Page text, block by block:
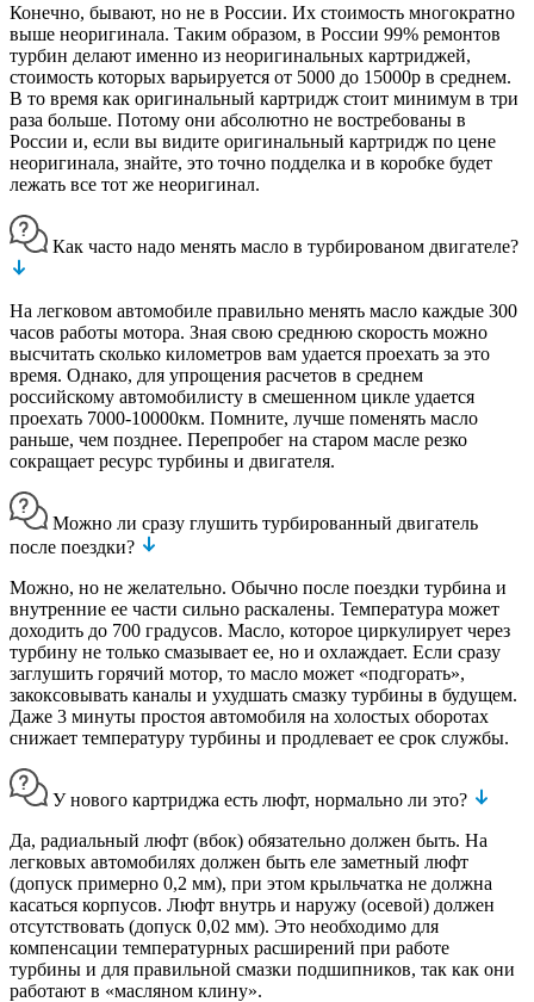
Конечно, бывают, но не в России. Их стоимость многократно
выше неоригинала. Таким образом, в России 99% ремонтов
турбин делают именно из неоригинальных картриджей,
стоимость которых варьируется от 5000 до 15000р в среднем.
В то время как оригинальный картридж стоит минимум в три
раза больше. Потому они абсолютно не востребованы в
России и, если вы видите оригинальный картридж по цене
неоригинала, знайте, это точно подделка и в коробке будет
лежать все тот же неоригинал.
Как часто надо менять масло в турбированом двигателе?
На легковом автомобиле правильно менять масло каждые 300
часов работы мотора. Зная свою среднюю скорость можно
высчитать сколько километров вам удается проехать за это
время. Однако, для упрощения расчетов в среднем
российскому автомобилисту в смешенном цикле удается
проехать 7000-10000км. Помните, лучше поменять масло
раньше, чем позднее. Перепробег на старом масле резко
сокращает ресурс турбины и двигателя.
Можно ли сразу глушить турбированный двигатель
после поездки?
Можно, но не желательно. Обычно после поездки турбина и
внутренние ее части сильно раскалены. Температура может
доходить до 700 градусов. Масло, которое циркулирует через
турбину не только смазывает ее, но и охлаждает. Если сразу
заглушить горячий мотор, то масло может «подгорать»,
закоксовывать каналы и ухудшать смазку турбины в будущем.
Даже 3 минуты простоя автомобиля на холостых оборотах
снижает температуру турбины и продлевает ее срок службы.
У нового картриджа есть люфт, нормально ли это?
Да, радиальный люфт (вбок) обязательно должен быть. На
легковых автомобилях должен быть еле заметный люфт
(допуск примерно 0,2 мм), при этом крыльчатка не должна
касаться корпусов. Люфт внутрь и наружу (осевой) должен
отсутствовать (допуск 0,02 мм). Это необходимо для
компенсации температурных расширений при работе
турбины и для правильной смазки подшипников, так как они
работают в «масляном клину».